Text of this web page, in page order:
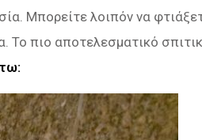
Μπορείτε λοιπόν να
Το πιο αποτελεσματικό